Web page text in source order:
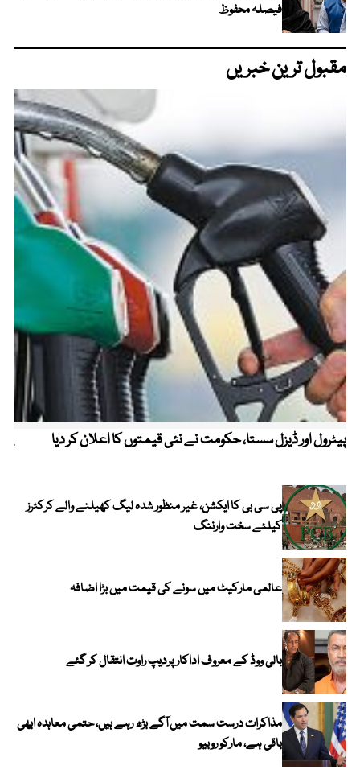
فیصلہ محفوظ
مقبول ترین خبریں
پیٹرول اور ڈیزل سستا، حکومت نے نئی قیمتوں کا اعلان کر دیا
پی سی بی کا ایکشن، غیر منظور شدہ لیگ کھیلنے والے کرکٹرز
کیلئے سخت وارننگ
عالمی مارکیٹ میں سونے کی قیمت میں بڑا اضافہ
بالی ووڈ کے معروف اداکار پردیپ راوت انتقال کر گئے
مذاکرات درست سمت میں آگے بڑھ رہے ہیں، حتمی معاہدہ ابھی
باقی ہے، مارکو روبیو